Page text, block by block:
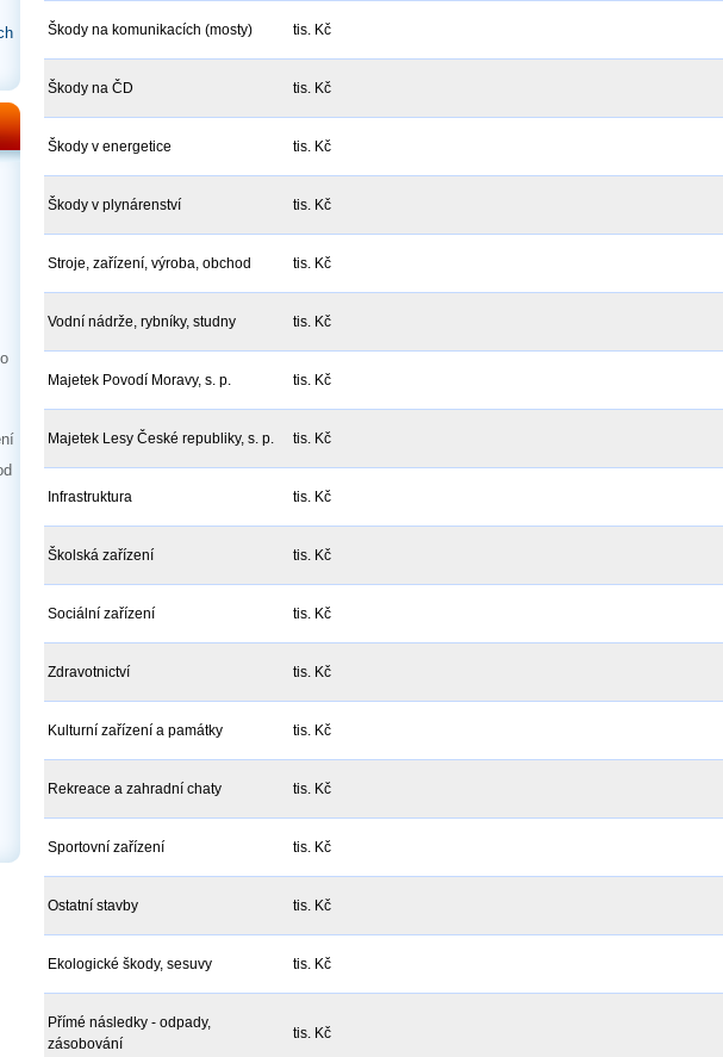
Škody na komunikacích (mosty) tis. Kč
Škody na ČD tis. Kč
Škody v energetice tis. Kč
Škody v plynárenství tis. Kč
Stroje, zařízení, výroba, obchod tis. Kč
Vodní nádrže, rybníky, studny tis. Kč
Majetek Povodí Moravy, s. p. tis. Kč
Majetek Lesy České republiky, s. p. tis. Kč
Infrastruktura tis. Kč
Školská zařízení tis. Kč
Sociální zařízení tis. Kč
Zdravotnictví tis. Kč
Kulturní zařízení a památky tis. Kč
Rekreace a zahradní chaty tis. Kč
Sportovní zařízení tis. Kč
Ostatní stavby tis. Kč
Ekologické škody, sesuvy tis. Kč
Přímé následky - odpady,
zásobování
tis. Kč